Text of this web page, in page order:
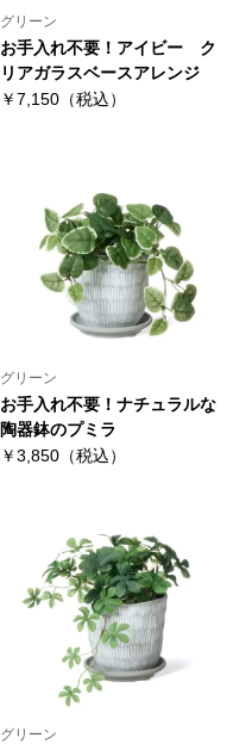
グリーン
お手入れ不要！アイビー ク
リアガラスベースアレンジ
￥7,150（税込）
グリーン
お手入れ不要！ナチュラルな
陶器鉢のプミラ
￥3,850（税込）
グリーン